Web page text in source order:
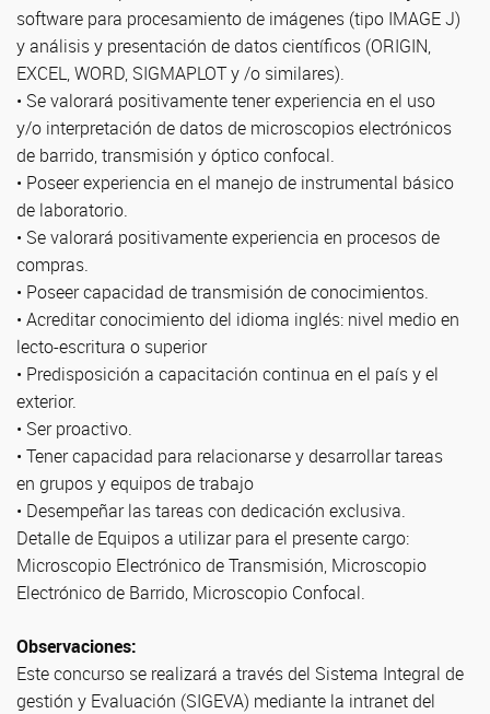
software para procesamiento de imágenes (tipo IMAGE J)
y análisis y presentación de datos científicos (ORIGIN,
EXCEL, WORD, SIGMAPLOT y /o similares).
• Se valorará positivamente tener experiencia en el uso
y/o interpretación de datos de microscopios electrónicos
de barrido, transmisión y óptico confocal.
• Poseer experiencia en el manejo de instrumental básico
de laboratorio.
• Se valorará positivamente experiencia en procesos de
compras.
• Poseer capacidad de transmisión de conocimientos.
• Acreditar conocimiento del idioma inglés: nivel medio en
lecto-escritura o superior
• Predisposición a capacitación continua en el país y el
exterior.
• Ser proactivo.
• Tener capacidad para relacionarse y desarrollar tareas
en grupos y equipos de trabajo
• Desempeñar las tareas con dedicación exclusiva.
Detalle de Equipos a utilizar para el presente cargo:
Microscopio Electrónico de Transmisión, Microscopio
Electrónico de Barrido, Microscopio Confocal.
Observaciones:
Este concurso se realizará a través del Sistema Integral de
gestión y Evaluación (SIGEVA) mediante la intranet del